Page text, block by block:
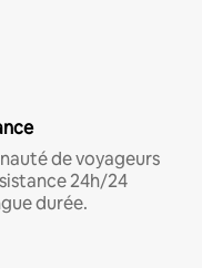
de voyageurs
24h/24
durée.